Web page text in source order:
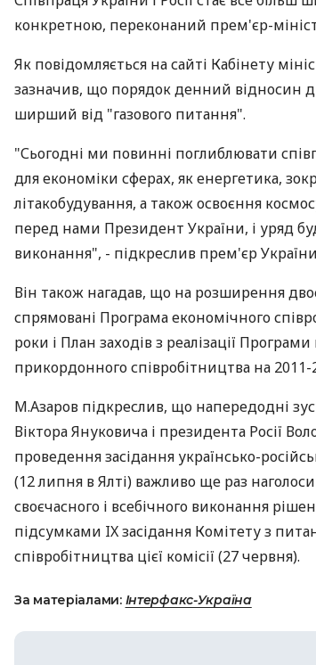
конкретною, переконаний прем'єр-
Як повідомляється на сайті Кабінету
зазначив, що порядок денний відносин
ширший від "газового питання".
"Сьогодні ми повинні поглиблювати
для економіки сферах, як енергетика,
літакобудування, а також освоєння
перед нами Президент України, і уряд
виконання", - підкреслив прем'єр
Він також нагадав, що на розширення
спрямовані Програма економічного
роки і План заходів з реалізації
прикордонного співробітництва на 2011-
М.Азаров підкреслив, що напередодні
Віктора Януковича і президента Росії
проведення засідання українсько-
(12 липня в Ялті) важливо ще раз
своєчасного і всебічного виконання
підсумками IX засідання Комітету з
співробітництва цієї комісії (27 червня).
За матеріалами: Інтерфакс-Україна